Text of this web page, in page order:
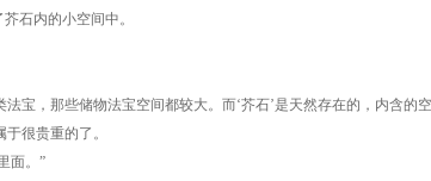
石内的小空间中。
，那些储物法宝空间都较大。而‘芥石’是天然存在的，内含的
很贵重的了。
面。”